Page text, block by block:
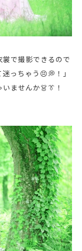
で撮影できるので
っちゃう😣💭！」
ませんか👗👔！